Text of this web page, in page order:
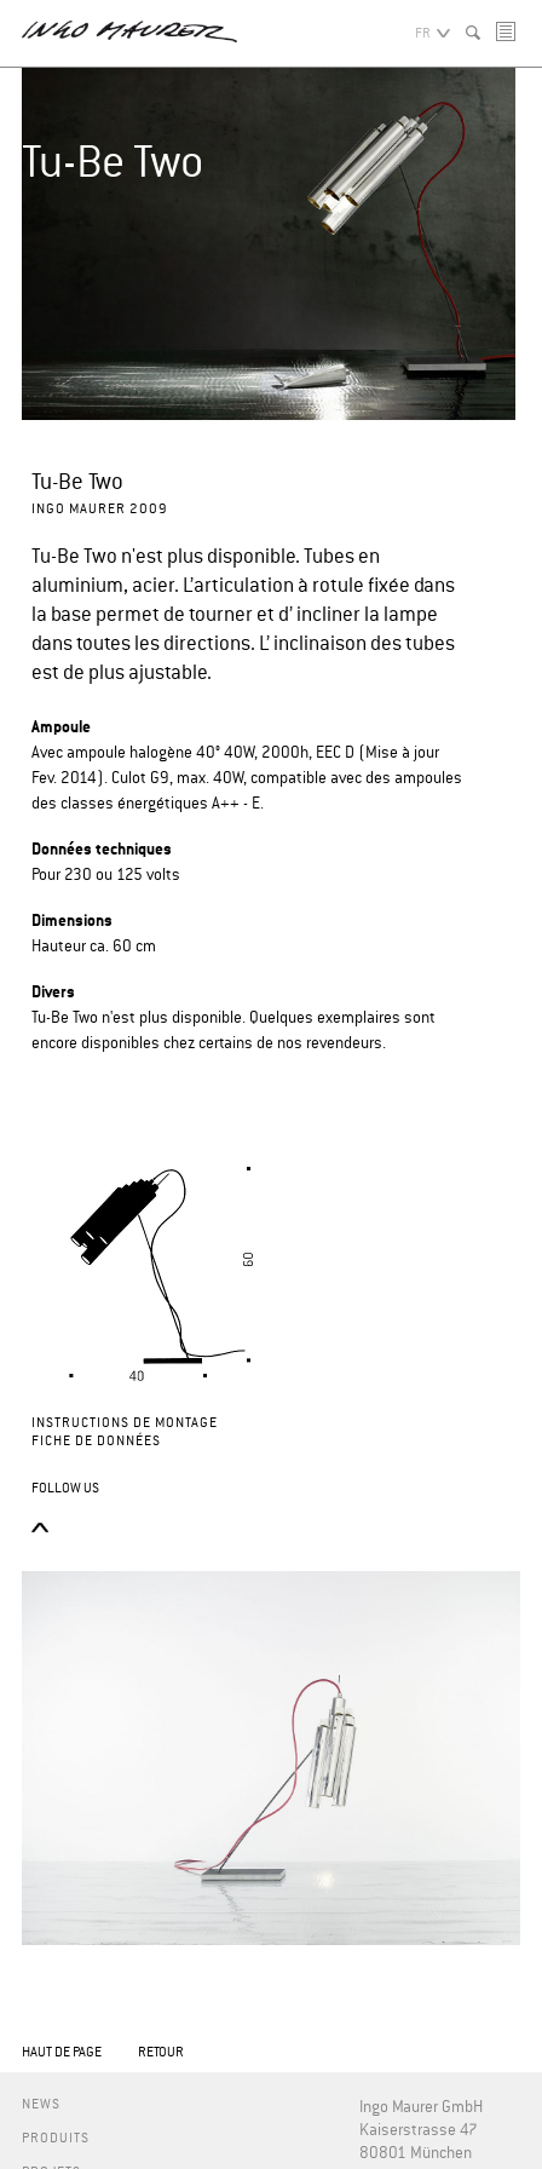
FR
Tu-Be Two
Tu-Be Two
INGO MAURER 2009
Tu-Be Two n'est plus disponible. Tubes en
aluminium, acier. L’articulation à rotule fixée dans
la base permet de tourner et d’ incliner la lampe
dans toutes les directions. L’ inclinaison des tubes
est de plus ajustable.
Ampoule
Avec ampoule halogène 40° 40W, 2000h, EEC D (Mise à jour
Fev. 2014). Culot G9, max. 40W, compatible avec des ampoules
des classes énergétiques A++ - E.
Données techniques
Pour 230 ou 125 volts
Dimensions
Hauteur ca. 60 cm
Divers
Tu-Be Two n'est plus disponible. Quelques exemplaires sont
encore disponibles chez certains de nos revendeurs.
INSTRUCTIONS DE MONTAGE
FICHE DE DONNÉES
FOLLOW US
HAUT DE PAGE RETOUR
NEWS
PRODUITS
Ingo Maurer GmbH
Kaiserstrasse 47
80801 München